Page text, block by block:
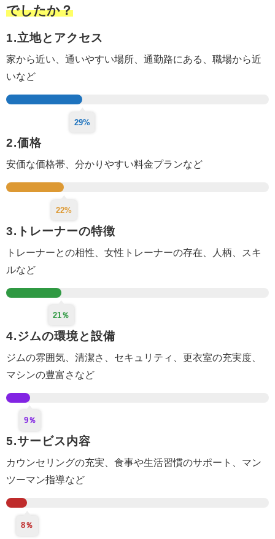
でしたか？
1.立地とアクセス
家から近い、通いやすい場所、 通勤路にある、 職場から近
いなど
29%
2.価格
安価な価格帯、分かりやすい料金プランなど
22%
3.トレーナーの特徴
トレーナーとの相性、女性トレーナーの存在、人柄、スキ
ルなど
21％
4.ジムの環境と設備
ジムの雰囲気、清潔さ、セキュリティ、更衣室の充実度
マシンの豊富さなど
9％
5.サービス内容
カウンセリングの充実 、食事や生活習慣のサポート
、マン
ツーマン指導など
8％